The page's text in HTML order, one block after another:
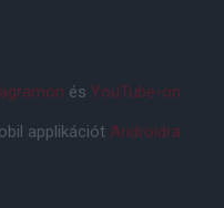
és YouTube-on
applikációt Androidra